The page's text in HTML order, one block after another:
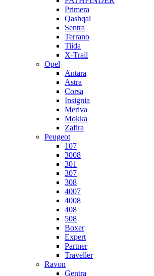
Primera
Qashqai
Sentra
Terrano
Tiida
X-Trail
Opel
Antara
Astra
Corsa
Insignia
Meriva
Mokka
Zafira
Peugeot
107
3008
301
307
308
4007
4008
408
508
Boxer
Expert
Partner
Traveller
Ravon
Gentra